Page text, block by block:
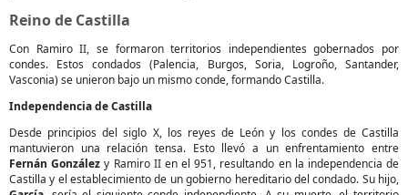
Reino de Castilla
Con Ramiro II, se formaron territorios independientes gobernados por
condes. Estos condados (Palencia, Burgos, Soria, Logroño, Santander,
Vasconia) se unieron bajo un mismo conde, formando Castilla.
Independencia de Castilla
Desde principios del siglo X, los reyes de León y los condes de Castilla
mantuvieron una relación tensa. Esto llevó a un enfrentamiento entre
Fernán González y Ramiro II en el 951, resultando en la independencia de
Castilla y el establecimiento de un gobierno hereditario del condado. Su hijo,